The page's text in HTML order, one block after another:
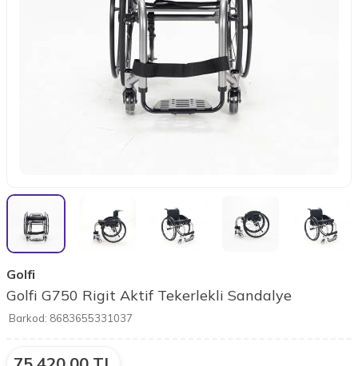
Golfi
Golfi G750 Rigit Aktif Tekerlekli Sandalye
Barkod: 8683655331037